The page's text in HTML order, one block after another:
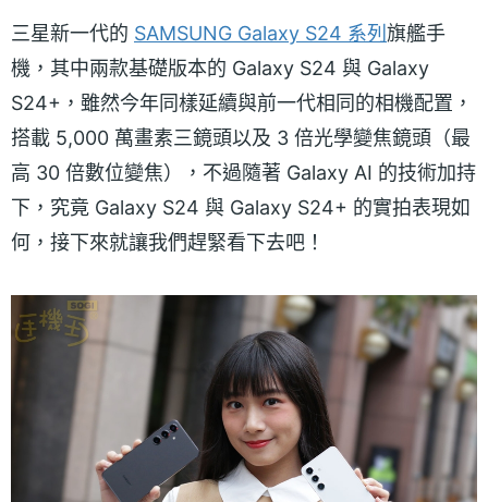
三星新一代的 SAMSUNG Galaxy S24 系列 旗艦手
機，其中兩款基礎版本的 Galaxy S24 與 Galaxy
S24+，雖然今年同樣延續與前一代相同的相機配置，
搭載 5,000 萬畫素三鏡頭以及 3 倍光學變焦鏡頭（最
高 30 倍數位變焦），不過隨著 Galaxy AI 的技術加持
下，究竟 Galaxy S24 與 Galaxy S24+ 的實拍表現如
何，接下來就讓我們趕緊看下去吧！